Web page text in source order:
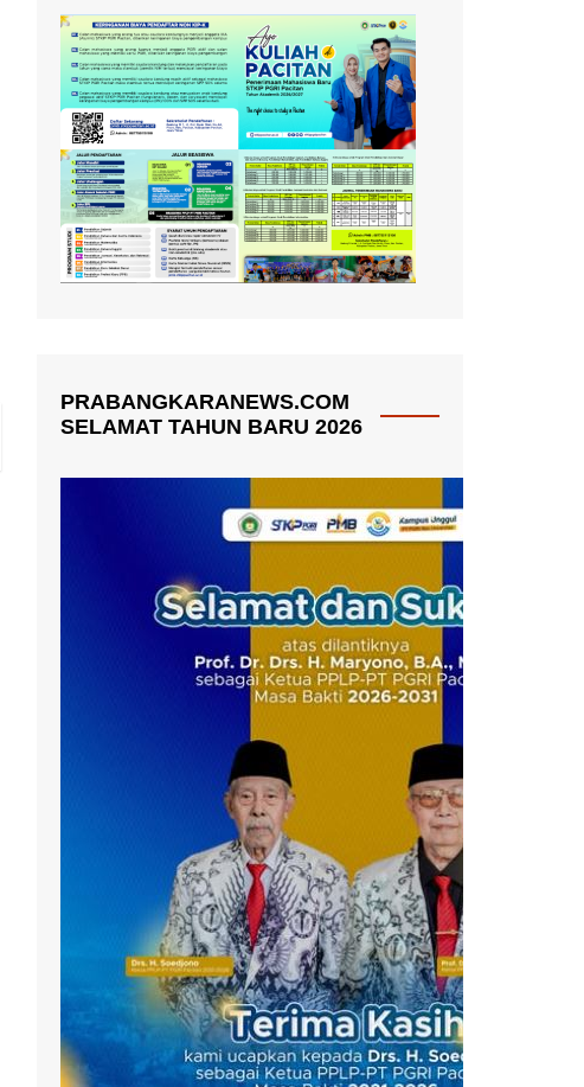
PRABANGKARANEWS.COM
SELAMAT TAHUN BARU 2026